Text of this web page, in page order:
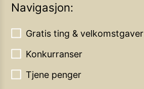
Navigasjon:
Gratis ting & velkomstgaver
Konkurranser
Tjene penger